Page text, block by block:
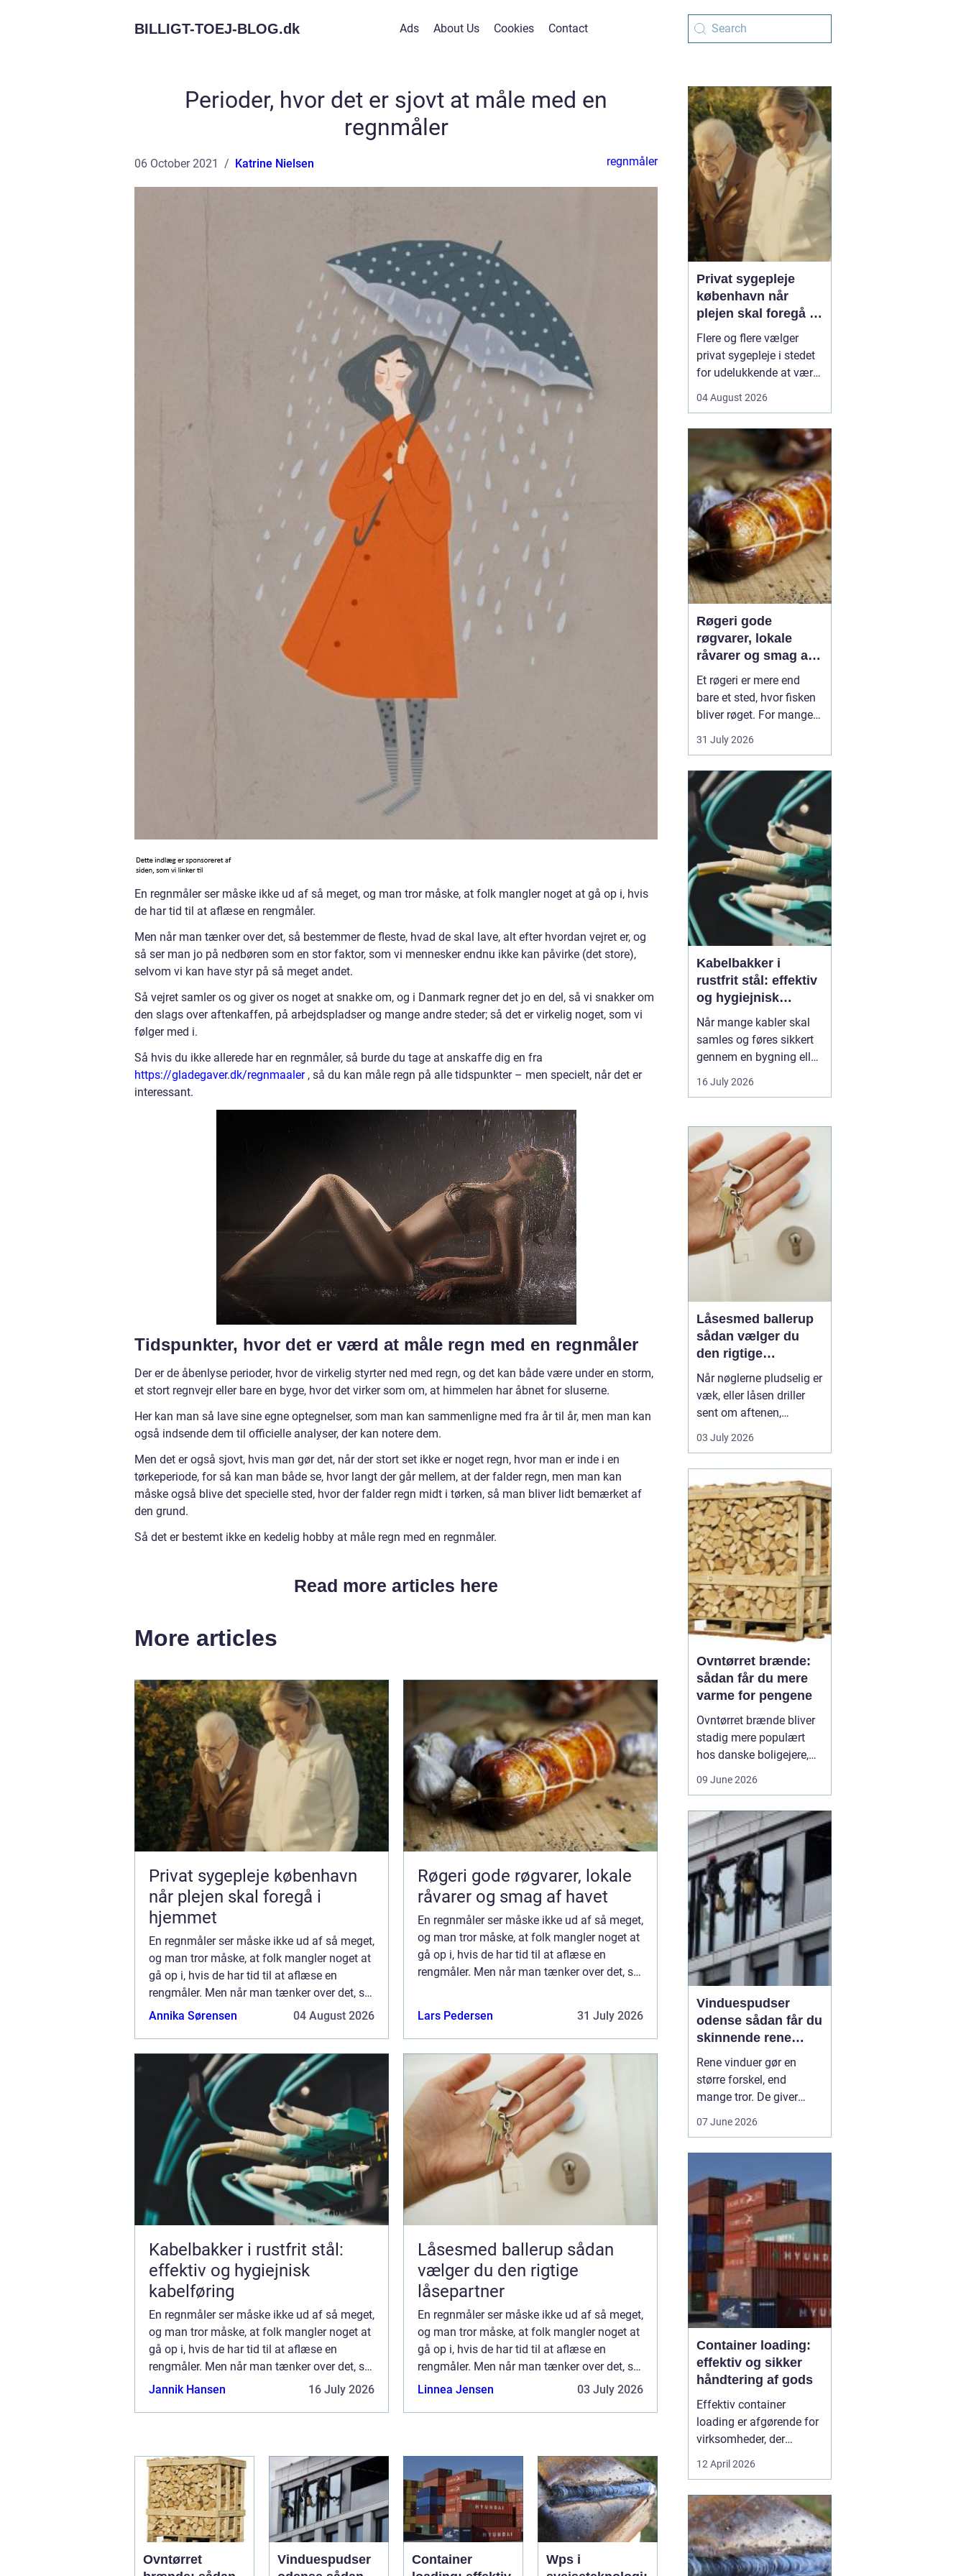
BILLIGT-TOEJ-BLOG.dk Ads About Us Cookies Contact
Perioder, hvor det er sjovt at måle med en
regnmåler
06 October 2021 Katrine Nielsen regnmåler
En regnmåler ser måske ikke ud af så meget, og man tror måske, at folk mangler noget at gå op i, hvis
de har tid til at aflæse en rengmåler.
Men når man tænker over det, så bestemmer de fleste, hvad de skal lave, alt efter hvordan vejret er, og
så ser man jo på nedbøren som en stor faktor, som vi mennesker endnu ikke kan påvirke (det store),
selvom vi kan have styr på så meget andet.
Så vejret samler os og giver os noget at snakke om, og i Danmark regner det jo en del, så vi snakker om
den slags over aftenkaffen, på arbejdspladser og mange andre steder; så det er virkelig noget, som vi
følger med i.
Så hvis du ikke allerede har en regnmåler, så burde du tage at anskaffe dig en fra
https://gladegaver.dk/regnmaaler, så du kan måle regn på alle tidspunkter – men specielt, når det er
interessant.
Tidspunkter, hvor det er værd at måle regn med en regnmåler
Der er de åbenlyse perioder, hvor de virkelig styrter ned med regn, og det kan både være under en storm,
et stort regnvejr eller bare en byge, hvor det virker som om, at himmelen har åbnet for sluserne.
Her kan man så lave sine egne optegnelser, som man kan sammenligne med fra år til år, men man kan
også indsende dem til officielle analyser, der kan notere dem.
Men det er også sjovt, hvis man gør det, når der stort set ikke er noget regn, hvor man er inde i en
tørkeperiode, for så kan man både se, hvor langt der går mellem, at der falder regn, men man kan
måske også blive det specielle sted, hvor der falder regn midt i tørken, så man bliver lidt bemærket af
den grund.
Så det er bestemt ikke en kedelig hobby at måle regn med en regnmåler.
Read more articles here
More articles
Privat sygepleje københavn
når plejen skal foregå i
hjemmet
En regnmåler ser måske ikke ud af så meget,
og man tror måske, at folk mangler noget at
gå op i, hvis de har tid til at aflæse en
rengmåler. Men når man tænker over det, så
bestemmer de fleste, hvad de skal lave, alt
Annika Sørensen 04 August 2026
Røgeri gode røgvarer, lokale
råvarer og smag af havet
En regnmåler ser måske ikke ud af så meget,
og man tror måske, at folk mangler noget at
gå op i, hvis de har tid til at aflæse en
rengmåler. Men når man tænker over det, så
Lars Pedersen 31 July 2026
Kabelbakker i rustfrit stål:
effektiv og hygiejnisk
kabelføring
En regnmåler ser måske ikke ud af så meget,
og man tror måske, at folk mangler noget at
gå op i, hvis de har tid til at aflæse en
rengmåler. Men når man tænker over det, så
bestemmer de fleste, hvad de skal lave, alt
Jannik Hansen 16 July 2026
Låsesmed ballerup sådan
vælger du den rigtige
låsepartner
En regnmåler ser måske ikke ud af så meget,
og man tror måske, at folk mangler noget at
gå op i, hvis de har tid til at aflæse en
rengmåler. Men når man tænker over det, så
bestemmer de fleste, hvad de skal lave, alt
Linnea Jensen 03 July 2026
Ovntørret
Vinduespudser
Container
Wps i
Privat sygepleje
københavn når
plejen skal foregå i
hjemmet
Flere og flere vælger
privat sygepleje i stedet
for udelukkende at være
offentlige system.
hvor hverdagen ofte er
travl, og
hospitalsvæsenet er
presset, kan privat
sygepleje i hjemmet give
en mærkbar forskel i
bå...
04 August 2026
Røgeri gode
røgvarer, lokale
råvarer og smag af
havet
Et røgeri er mere end
bare et sted, hvor fisken
bliver røget. For mange
er det et samlingspunkt,
hvor lokale råvarer,
mødes. Her bliver
friskfanget fisk
forvandlet til
velsmagende røgvarer,
som både kan nydes i en
hurtig frokost...
31 July 2026
Kabelbakker i
rustfrit stål: effektiv
og hygiejnisk
kabelføring
Når mange kabler skal
samles og føres sikkert
gennem en bygning eller
en produktion, bliver
overblik og orden hurtigt
kabelbakker enenkel og
robust løsning. De
samler kablerne ét sted,
beskytter...
16 July 2026
Låsesmed ballerup
sådan vælger du
den rigtige
låsepartner
Når nøglerne pludselig er
væk, eller låsen driller
sent om aftenen,
opdager du hurtigt, hvor
vigtig en pålidelig
findes der flere løsninger,
men forskellen på hurtig
hjælp, god rådgivning og
langvarig tryghed kan
være stor. En...
03 July 2026
Ovntørret brænde:
sådan får du mere
varme for pengene
Ovntørret brænde bliver
stadig mere populært
hos danske boligejere,
ovn, får du en stabil og
lav fugtighed, som giver
højere varmeudbytte,
renere forbrænding og
mindre arbejde med
optænd...
09 June 2026
Vinduespudser
odense sådan får du
skinnende rene
ruder året rundt
Rene vinduer gør en
større forskel, end
mange tror. De giver
endda påvirke humøret,
fordi rummene føles
lysere og mere åbne. I en
by som Odense, hvor
vejr, trafik og pollen hur...
07 June 2026
Container loading:
effektiv og sikker
håndtering af gods
Effektiv container
loading er afgørende for
virksomheder, der
arbejder med gods, skrot
eller store mængder
ikke er planlagt og styret,
går der tid tabt,
omkostningerne stiger,
og sikkerheden komm...
12 April 2026